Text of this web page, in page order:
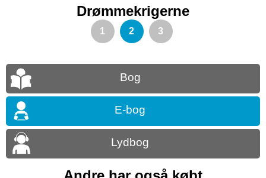
Drømmekrigerne
1 2 3
Bog
E-bog
Lydbog